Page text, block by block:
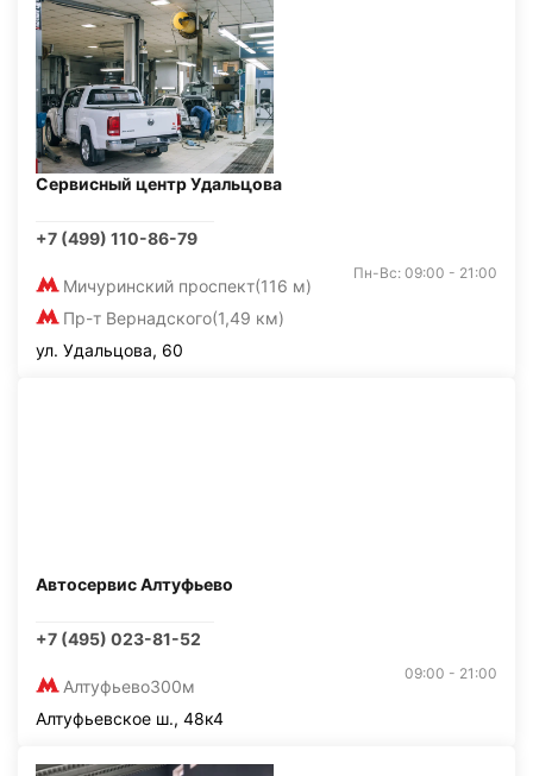
Сервисный центр Удальцова
+7 (499) 110-86-79
Мичуринский проспект(116 м)
Пр-т Вернадского(1,49 км)
Пн-Вс: 09:00 - 21:00
ул. Удальцова, 60
Автосервис Алтуфьево
+7 (495) 023-81-52
Алтуфьево300м
09:00 - 21:00
Алтуфьевское ш., 48к4